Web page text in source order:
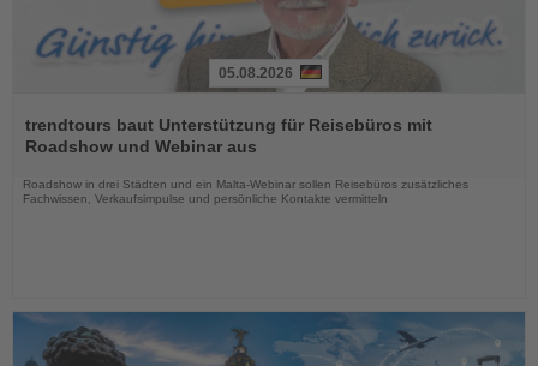
Sie
die
05.08.2026
trendtours baut Unterstützung für Reisebüros mit
Roadshow und Webinar aus
Roadshow in drei Städten und ein Malta-Webinar sollen Reisebüros zusätzliches
Fachwissen, Verkaufsimpulse und persönliche Kontakte vermitteln